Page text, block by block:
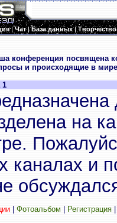
|Чат|База данных|Творчество
конференция посвящена
и происходящие в
1
на
каналах и
| Фотоальбом Регистрация